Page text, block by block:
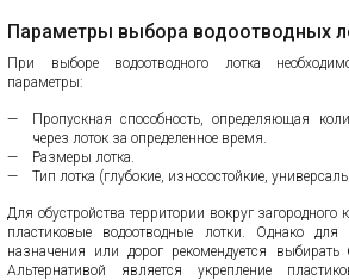
Параметры выбора водоотводных
При выборе водоотводного лотка
параметры:
Пропускная способность, определяющая
через лоток за определенное время.
Размеры лотка.
Тип лотка (глубокие, износостойкие,
Для обустройства территории вокруг загородного
пластиковые водоотводные лотки. Однако для
назначения или дорог рекомендуется выбирать
Альтернативой является укрепление